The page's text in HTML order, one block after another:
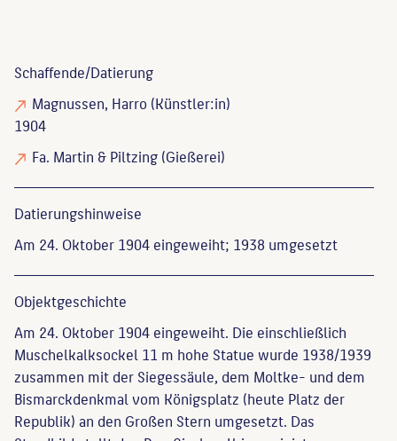
Schaffende/Datierung
Magnussen, Harro (Künstler:in)
1904
Fa. Martin & Piltzing(Gießerei)
Datierungs­hinweise
Am 24. Oktober 1904 eingeweiht; 1938 umgesetzt
Objekt­geschichte
Am 24. Oktober 1904 eingeweiht. Die einschließlich
Muschelkalksockel 11 m hohe Statue wurde 1938/1939
zusammen mit der Siegessäule, dem Moltke- und dem
Bismarckdenkmal vom Königsplatz (heute Platz der
Republik) an den Großen Stern umgesetzt. Das